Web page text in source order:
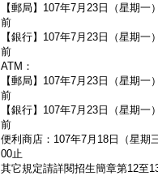
【郵局】107年7月23日（星期一
前
【銀行】107年7月23日（星期一
前
ATM：
【郵局】107年7月23日（星期一
前
【銀行】107年7月23日（星期一
前
便利商店：107年7月18日（星期
00止
其它規定請詳閱招生簡章第12至13